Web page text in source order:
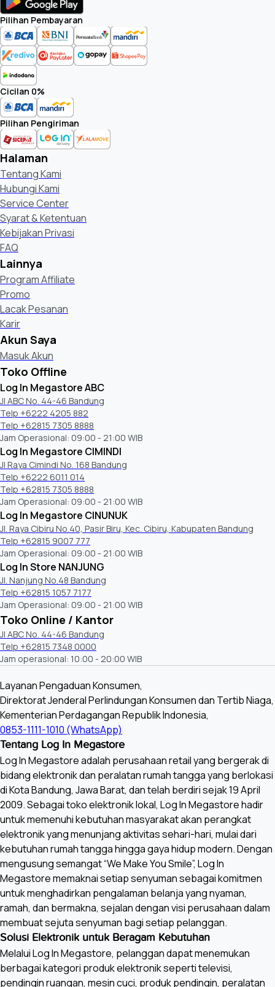
Pilihan Pembayaran
Cicilan 0%
Pilihan Pengiriman
Halaman
Tentang Kami
Hubungi Kami
Service Center
Syarat & Ketentuan
Kebijakan Privasi
FAQ
Lainnya
Program Affiliate
Promo
Lacak Pesanan
Karir
Akun Saya
Masuk Akun
Toko Offline
Log In Megastore ABC
Jl ABC No. 44-46 Bandung
Telp +6222 4205 882
Telp +62815 7305 8888
Jam Operasional: 09:00 - 21:00 WIB
Log In Megastore CIMINDI
Jl Raya Cimindi No. 168 Bandung
Telp +6222 6011 014
Telp +62815 7305 8888
Jam Operasional: 09:00 - 21:00 WIB
Log In Megastore CINUNUK
Jl. Raya Cibiru No.40, Pasir Biru, Kec. Cibiru, Kabupaten Bandung
Telp +62815 9007 777
Jam Operasional: 09:00 - 21:00 WIB
Log In Store NANJUNG
Jl. Nanjung No.48 Bandung
Telp +62815 1057 7177
Jam Operasional: 09:00 - 21:00 WIB
Toko Online / Kantor
Jl ABC No. 44-46 Bandung
Telp +62815 7348 0000
Jam operasional: 10:00 - 20:00 WIB
Layanan Pengaduan Konsumen,
Direktorat Jenderal Perlindungan Konsumen dan Tertib Niaga,
Kementerian Perdagangan Republik Indonesia,
0853-1111-1010 (WhatsApp)
Tentang Log In Megastore
Log In Megastore adalah perusahaan retail yang bergerak di
bidang elektronik dan peralatan rumah tangga yang berlokasi
di Kota Bandung, Jawa Barat, dan telah berdiri sejak 19 April
2009. Sebagai toko elektronik lokal, Log In Megastore hadir
untuk memenuhi kebutuhan masyarakat akan perangkat
elektronik yang menunjang aktivitas sehari-hari, mulai dari
kebutuhan rumah tangga hingga gaya hidup modern. Dengan
mengusung semangat “We Make You Smile”, Log In
Megastore memaknai setiap senyuman sebagai komitmen
untuk menghadirkan pengalaman belanja yang nyaman,
ramah, dan bermakna, sejalan dengan visi perusahaan dalam
membuat sejuta senyuman bagi setiap pelanggan.
Solusi Elektronik untuk Beragam Kebutuhan
Melalui Log In Megastore, pelanggan dapat menemukan
berbagai kategori produk elektronik seperti televisi,
pendingin ruangan, mesin cuci, produk pendingin, peralatan